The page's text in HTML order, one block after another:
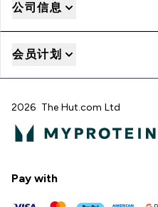
公司信息
会员计划
2026 The Hut.com Ltd
Pay with